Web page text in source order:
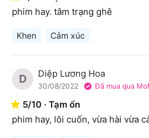
phim hay. tâm trạng ghê
Khen Cảm xúc
D Diệp Lương Hoa
30/08/2022 Đã mua qua
5/10 · Tạm ổn
phim hay, lôi cuốn, vừa hài vừa